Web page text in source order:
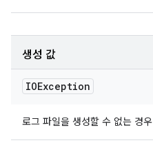
생성 값
IOException
로그 파일을 생성할 수 없는 경우